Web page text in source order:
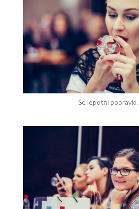
Še lepotni popravki …